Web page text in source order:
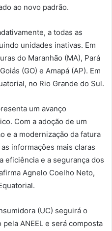
ao novo padrão.
a todas as
unidades inativas. Em
do Maranhão (MA), Pará
(GO) e Amapá (AP). Em
no Rio Grande do Sul.
um avanço
Com a adoção de um
e a modernização da fatura
informações mais claras
eficiência e a segurança dos
Agnelo Coelho Neto,
(UC) seguirá o
ANEEL e será composta